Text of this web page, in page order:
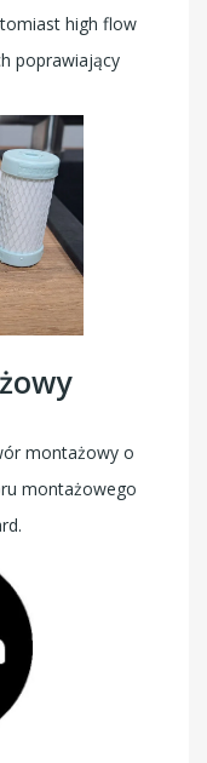
high flow
poprawiający
montażowy o
montażowego